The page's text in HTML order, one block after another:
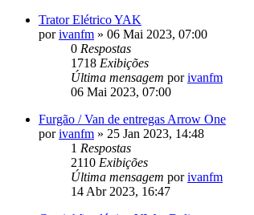
Trator Elétrico YAK
porivanfm » 06 Mai 2023, 07:00
0 Respostas
1718 Exibições
Última mensagem porivanfm
06 Mai 2023, 07:00
Furgão / Van de entregas Arrow One
porivanfm » 25 Jan 2023, 14:48
1 Respostas
2110 Exibições
Última mensagem porivanfm
14 Abr 2023, 16:47